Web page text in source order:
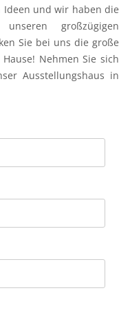
Ideen und wir haben die
großzügigen
Sie bei uns die große
Nehmen Sie sich
Ausstellungshaus in